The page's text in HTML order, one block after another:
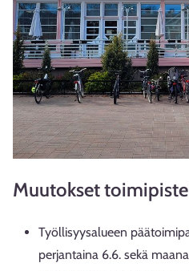
Muutokset
Työllisyysalueen
perjantaina 6.6. sekä